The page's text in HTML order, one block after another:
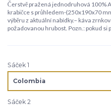
Čerstvě pražená jednodruhová 100%
krabičce s průhledem-(250x190x70
výběru z aktuální nabídky.– káva
požadovanou hrubost. Pozn.: pokud si
Sáček 1
Sáček 2